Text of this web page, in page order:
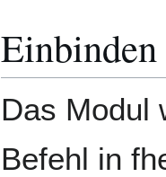
Das Modul
Befehl in